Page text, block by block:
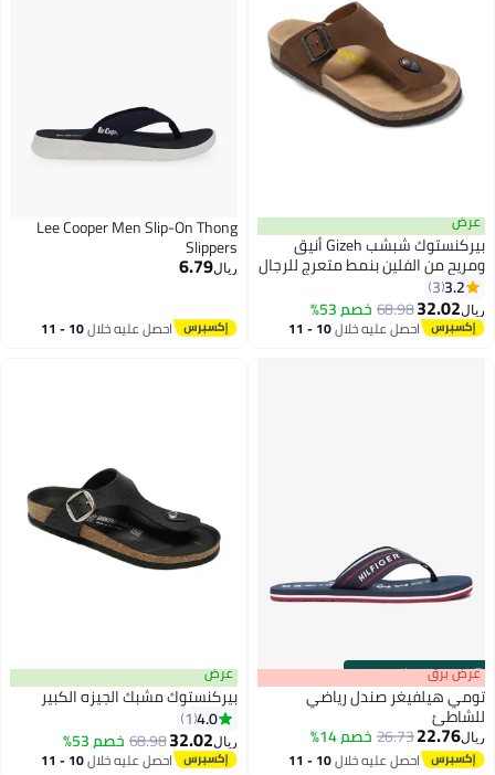
17
عرض
بيركنستوك شبشب Gizeh أنيق
ومريح من الفلين بنمط متعرج للرجال
والنساء
3.2
3
ريال32.02
68.98خصم 53%
احصل عليه خلال 10 - 11
Lee Cooper Men Slip-On Thong
Slippers
ريال6.79
احصل عليه خلال 10 - 11
00m:00s
·باقي 100%
2
عرض برق
تومي هيلفيغر صندل رياضي
للشاطئ
ريال22.76
26.73خصم 14%
احصل عليه خلال 10 - 11
عرض
بيركنستوك مشبك الجيزه الكبير
4.0
1
ريال32.02
68.98خصم 53%
احصل عليه خلال 10 - 11